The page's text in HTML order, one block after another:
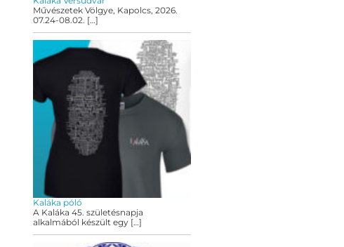
Művészetek Völgye, Kapolcs, 2026.
07.24-08.02. […]
Kaláka póló
A Kaláka 45. születésnapja
alkalmából készült egy […]